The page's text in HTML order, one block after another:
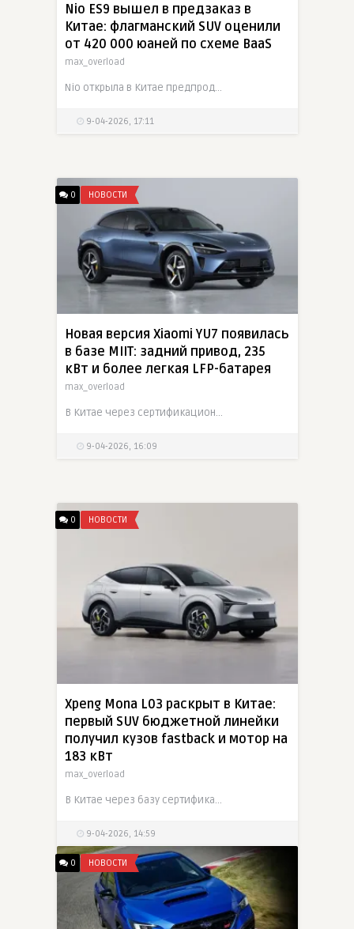
Nio ES9 вышел в предзаказ в
Китае: флагманский SUV оценили
от 420 000 юаней по схеме BaaS
max_overload
Nio открыла в Китае предпродажи нового флагманского SUV ES9. Большой шестиместный электрокроссовер длиной 5365 мм получил 900-вольтовую архитектуру, двухмоторный полный привод мощностью 520 кВт,
9-04-2026, 17:11
0 НОВОСТИ
Новая версия Xiaomi YU7 появилась
в базе MIIT: задний привод, 235
кВт и более легкая LFP-батарея
max_overload
В Китае через сертификационные документы MIIT раскрыли новую версию Xiaomi YU7, которая может стать более доступным исполнением кроссовера. По опубликованным данным, автомобиль сохраняет кузов
9-04-2026, 16:09
0 НОВОСТИ
Xpeng Mona L03 раскрыт в Китае:
первый SUV бюджетной линейки
получил кузов fastback и мотор на
183 кВт
max_overload
В Китае через базу сертификационных документов MIIT раскрыли Xpeng Mona L03 — первый кроссовер бюджетной линейки Mona. Пятиместный электромобиль получил кузов fastback-SUV, две версии длины 4650 и
9-04-2026, 14:59
0 НОВОСТИ